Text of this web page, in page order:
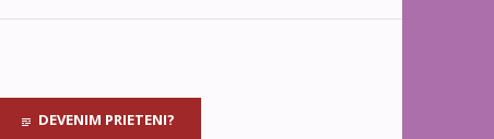
DEVENIM PRIETENI?